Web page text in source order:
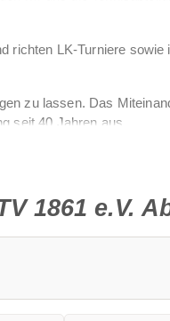
richten LK-Turniere sowie
zu lassen. Das
seit 40 Jahren aus.
1861 e.V.